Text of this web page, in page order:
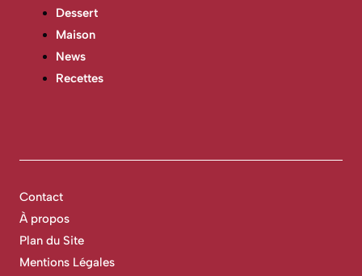
Dessert
Maison
News
Recettes
Contact
À propos
Plan du Site
Mentions Légales